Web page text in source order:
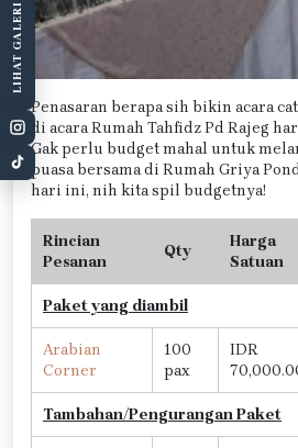
Penasaran berapa sih bikin acara
di acara Rumah Tahfidz Pd Rajeg
Gak perlu budget mahal untuk
puasa bersama di Rumah Griya
hari ini, nih kita spil budgetnya!
Rincian
Pesanan
Qty
Harga
Satuan
Paket yang diambil
Arabian
Corner
100
pax
IDR
Tambahan/Pengurangan Paket
LIHAT GALERI